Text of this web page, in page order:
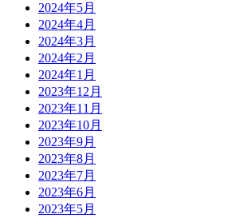
2024年5月
2024年4月
2024年3月
2024年2月
2024年1月
2023年12月
2023年11月
2023年10月
2023年9月
2023年8月
2023年7月
2023年6月
2023年5月